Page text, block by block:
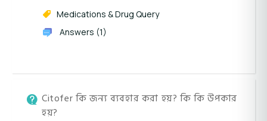
Medications & Drug Query
Answers (1)
Citofer কি জন্য ব্যবহার করা হয়? কি কি উপকার
হয়?